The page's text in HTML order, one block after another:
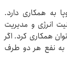
به همکاری دارد.
انرژی و مدیریت
همکاری کرد. اگر
به نفع هر دو طرف